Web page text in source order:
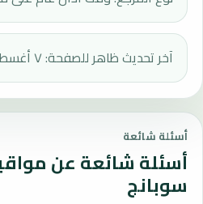
آخر تحديث ظاهر للصفحة: ٧ أغسطس ٢٠٢٦ في ٧:٠٢ م.
أسئلة شائعة
أسئلة شائعة عن
سوبانج